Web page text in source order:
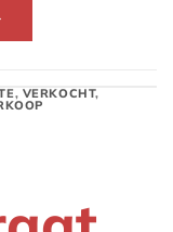
, VERKOCHT,